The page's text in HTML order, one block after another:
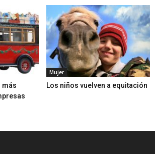
más
Mujer
Los niños vuelven a equitación